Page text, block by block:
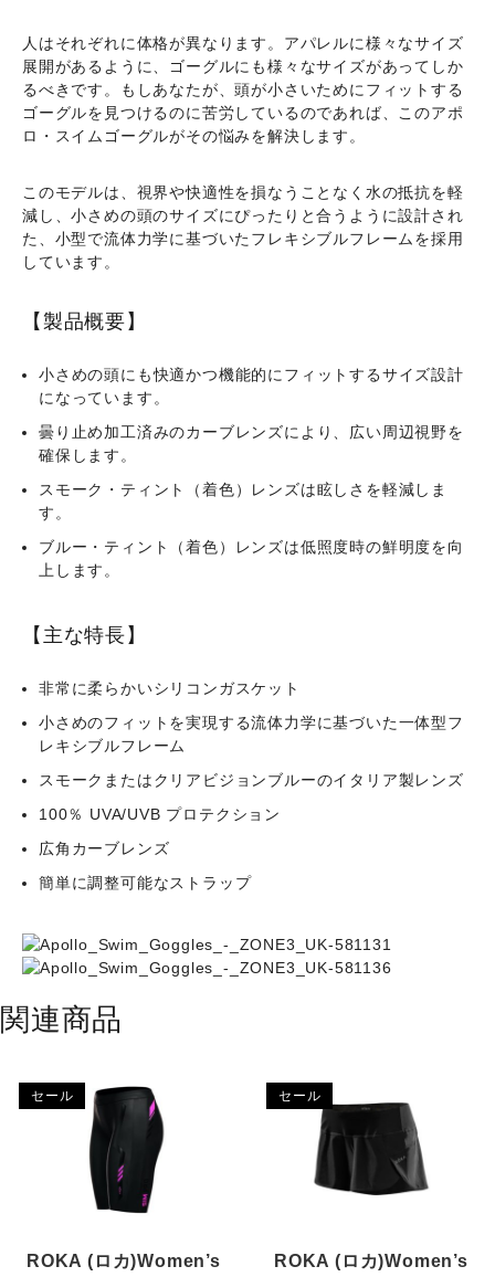
人はそれぞれに体格が異なります。アパレルに様々なサイズ
展開があるように、ゴーグルにも様々なサイズがあってしか
るべきです。もしあなたが、頭が小さいためにフィットする
ゴーグルを見つけるのに苦労しているのであれば、このアポ
ロ・スイムゴーグルがその悩みを解決します。
このモデルは、視界や快適性を損なうことなく水の抵抗を軽
減し、小さめの頭のサイズにぴったりと合うように設計され
た、小型で流体力学に基づいたフレキシブルフレームを採用
しています。
【製品概要】
小さめの頭にも快適かつ機能的にフィットするサイズ設計
になっています。
曇り止め加工済みのカーブレンズにより、広い周辺視野を
確保します。
スモーク・ティント（着色）レンズは眩しさを軽減しま
す。
ブルー・ティント（着色）レンズは低照度時の鮮明度を向
上します。
【主な特長】
非常に柔らかいシリコンガスケット
小さめのフィットを実現する流体力学に基づいた一体型フ
レキシブルフレーム
スモークまたはクリアビジョンブルーのイタリア製レンズ
100％ UVA/UVB プロテクション
広角カーブレンズ
簡単に調整可能なストラップ
関連商品
セール
ROKA (ロカ)Women’s
セール
ROKA (ロカ)Women’s